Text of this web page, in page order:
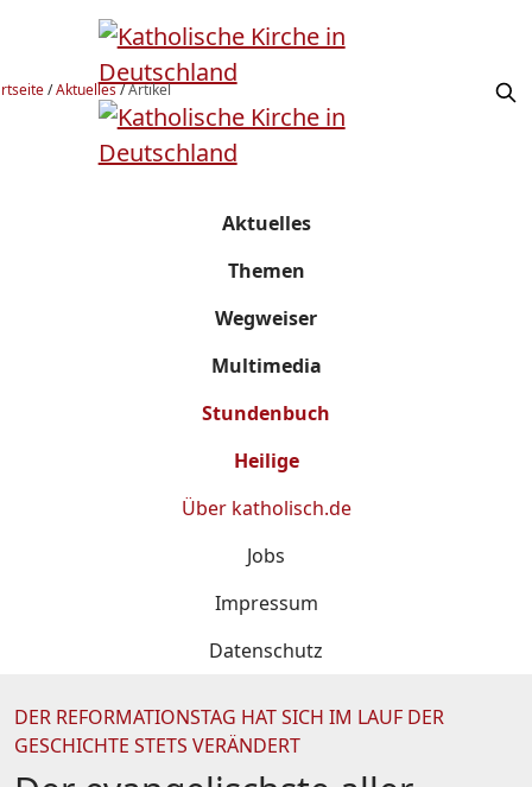
/Aktuelles/Artikel
Aktuelles
Themen
Wegweiser
Multimedia
Stundenbuch
Heilige
Über katholisch.de
Jobs
Impressum
Datenschutz
DER REFORMATIONSTAG HAT SICH IM LAUF DER
GESCHICHTE STETS VERÄNDERT